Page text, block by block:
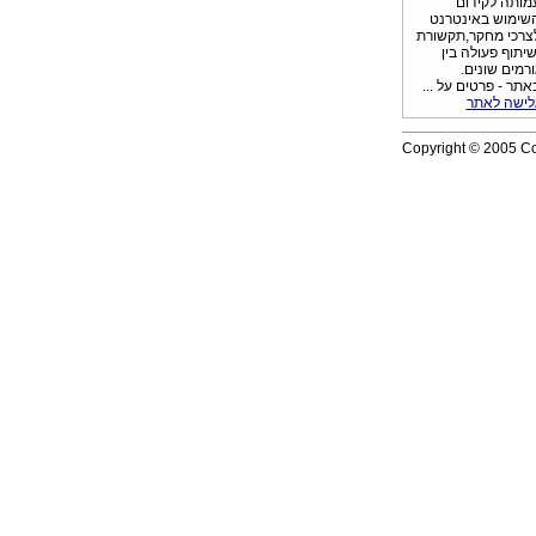
באינטרנט
מחקר,תקשורת
פעולה בין
שונים.
- פרטים על ...
לאתר
Copyright © 2005